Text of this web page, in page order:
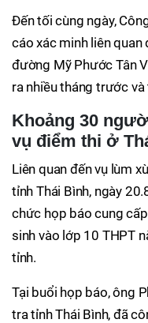
Đến tối cùng ngày,
cáo xác minh liên quan
đường Mỹ Phước Tân
ra nhiều tháng trước
Khoảng 30
vụ điểm thi ở
Liên quan đến vụ lùm
tỉnh Thái Bình, ngày
chức họp báo cung
sinh vào lớp 10 THPT
tỉnh.
Tại buổi họp báo, ông
tra tỉnh Thái Bình, đã